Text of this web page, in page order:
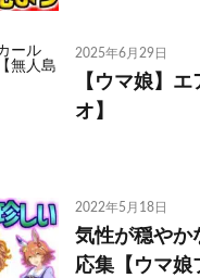
2025年6月29日
【ウマ娘】
オ】
2022年5月18日
気性が穏やか
応集【ウマ娘